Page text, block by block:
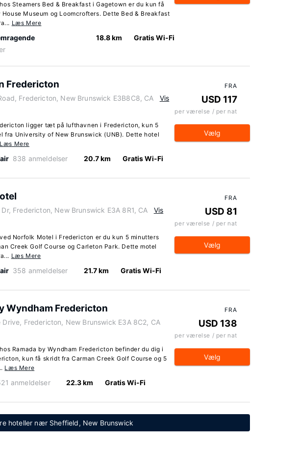
Steamers Bed & Breakfast i Gagetown er du kun få
Museum og Loomcrofters. Dette Bed & Breakfast
Læs Mere
18.8 km Gratis Wi-Fi
Fredericton
Fredericton, New Brunswick E3B8C8, CA
Vis
ligger tæt på lufthavnen i Fredericton, kun 5
fra University of New Brunswick (UNB). Dette hotel
Læs Mere
838 anmeldelser 20.7 km Gratis Wi-Fi
FRA
USD 117
per værelse / per nat
Vælg
Fredericton, New Brunswick E3A 8R1, CA
Vis
Norfolk Motel i Fredericton er du kun 5 minutters
Creek Golf Course og Carleton Park. Dette motel
Læs Mere
358 anmeldelser 21.7 km Gratis Wi-Fi
FRA
USD 81
per værelse / per nat
Vælg
Wyndham Fredericton
Fredericton, New Brunswick E3A 8C2, CA
Ramada by Wyndham Fredericton befinder du dig i
kun få skridt fra Carman Creek Golf Course og 5
Læs Mere
anmeldelser 22.3 km Gratis Wi-Fi
FRA
USD 138
per værelse / per nat
Vælg
hoteller nær Sheffield, New Brunswick